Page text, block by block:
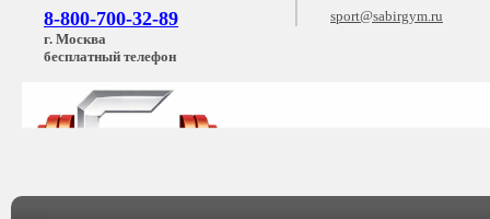
8-800-700-32-89
г. Москва
бесплатный телефон
sport@sabirgym.ru